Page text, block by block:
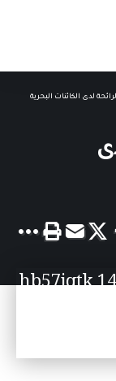
لدى الكائنات البحرية